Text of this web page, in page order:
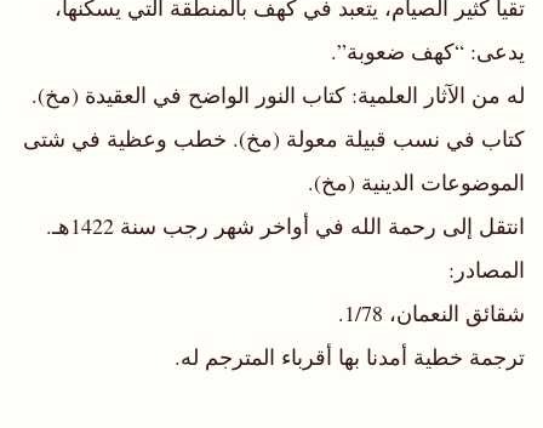
تقيا كثير الصيام، يتعبد في كهف بالمنطقة التي يسكنها،
يدعى: “كهف ضعوبة”.
له من الآثار العلمية: كتاب النور الواضح في العقيدة (مخ).
كتاب في نسب قبيلة معولة (مخ). خطب وعظية في شتى
الموضوعات الدينية (مخ).
انتقل إلى رحمة الله في أواخر شهر رجب سنة 1422هـ.
المصادر:
شقائق النعمان، 1/78.
ترجمة خطية أمدنا بها أقرباء المترجم له.